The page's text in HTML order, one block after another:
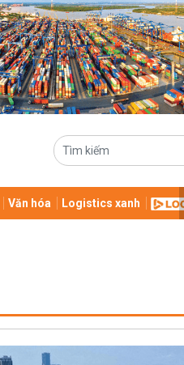
Văn hóa Logistics xanh